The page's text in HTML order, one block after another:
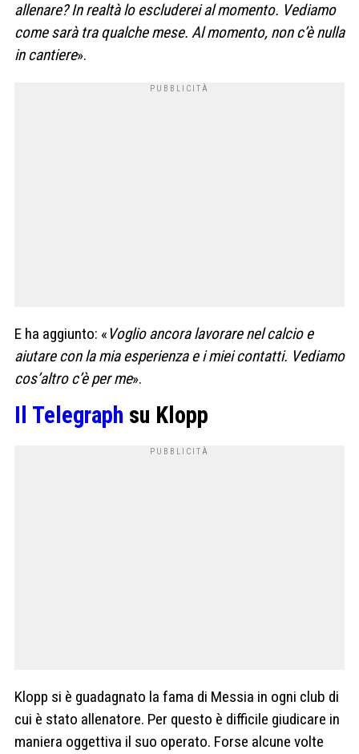
allenare? In realtà lo escluderei al momento. Vediamo
come sarà tra qualche mese. Al momento, non c’è nulla
in cantiere».
E ha aggiunto: «Voglio ancora lavorare nel calcio e
aiutare con la mia esperienza e i miei contatti. Vediamo
cos’altro c’è per me».
Il Telegraph su Klopp
Klopp si è guadagnato la fama di Messia in ogni club di
cui è stato allenatore. Per questo è difficile giudicare in
maniera oggettiva il suo operato. Forse alcune volte